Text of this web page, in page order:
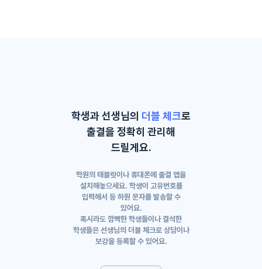
학생과 선생님의 더블 체크로
출결을 정확히 관리해
드릴게요.
학원의 태블릿이나 휴대폰에 출결 앱을
설치해놓으세요. 학생이 고유번호를
입력해서 등 하원 문자를 발송할 수
있어요.
혹시라도 깜빡한 학생들이나 결석한
학생들은 선생님의 더블 체크로 상담이나
보강을 등록할 수 있어요.